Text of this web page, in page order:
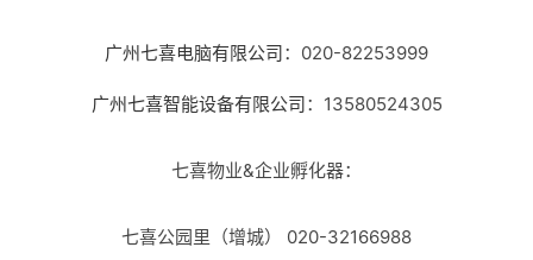
广州七喜电脑有限公司：020-82253999
广州七喜智能设备有限公司：13580524305
七喜物业&企业孵化器：
七喜公园里（增城） 020-32166988